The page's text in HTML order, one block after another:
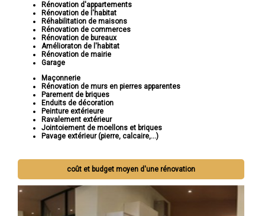
Rénovation d'appartements
Rénovation de l'habitat
Réhabilitation de maisons
Rénovation de commerces
Rénovation de bureaux
Amélioraton de l'habitat
Rénovation de mairie
Garage
Maçonnerie
Rénovation de murs en pierres apparentes
Parement de briques
Enduits de décoration
Peinture extérieure
Ravalement extérieur
Jointoiement de moellons et briques
Pavage extérieur (pierre, calcaire,...)
coût et budget moyen d'une rénovation